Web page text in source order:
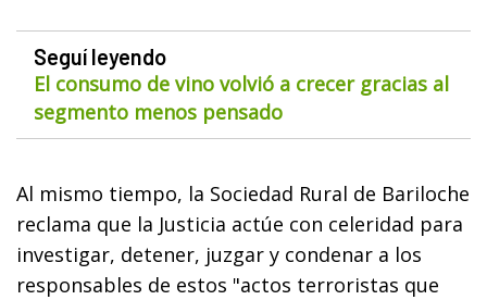
Seguí leyendo
El consumo de vino volvió a crecer gracias al
segmento menos pensado
Al mismo tiempo, la Sociedad Rural de Bariloche
reclama que la Justicia actúe con celeridad para
investigar, detener, juzgar y condenar a los
responsables de estos "actos terroristas que